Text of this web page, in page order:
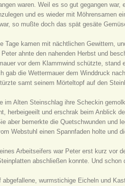
waren. Weil es so gut gegangen
und es wieder mit Möhrensamen
so mußte doch das spät gesäte
Tage kamen mit nächtlichen Gewittern,
Peter ahnte den nahenden Herbst und
vor dem Klammwind schützte, stand
gab die Wettermauer dem Winddruck
samt seinem Mörteltopf auf den
im Alten Steinschlag ihre Scheckin
herbeigeeilt und erschrak beim Anblick
aber bemerkte die Quetschwunden und
Webstuhl einen Spannfaden holte und
Arbeitseifers war Peter erst kurz vor
abschließen konnte. Und schon
abgefallene, wurmstichige Eicheln und